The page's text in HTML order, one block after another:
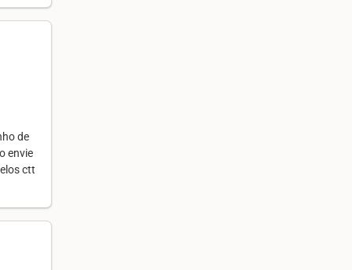
de
envie
ctt